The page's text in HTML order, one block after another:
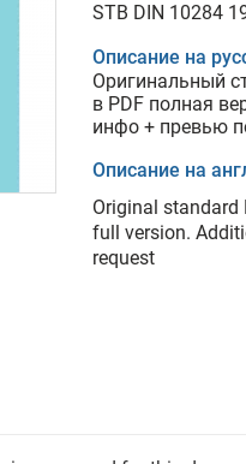
STB DIN 10284
Описание на
Оригинальный
в PDF полная
инфо + превью
Описание на
Original standard
full version.
request